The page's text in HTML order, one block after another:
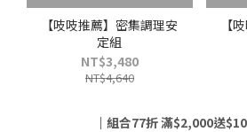
【吱吱推薦】密集調理安
定組
NT$3,480
NT$4,640
【
｜ 組合77折 滿$2,000送